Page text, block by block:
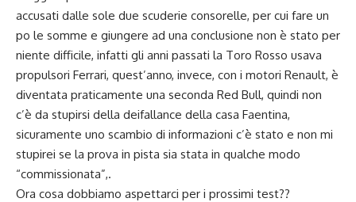
accusati dalle sole due scuderie consorelle, per cui fare un
po le somme e giungere ad una conclusione non è stato per
niente difficile, infatti gli anni passati la Toro Rosso usava
propulsori Ferrari, quest’anno, invece, con i motori Renault, è
diventata praticamente una seconda Red Bull, quindi non
c’è da stupirsi della deifallance della casa Faentina,
sicuramente uno scambio di informazioni c’è stato e non mi
stupirei se la prova in pista sia stata in qualche modo
“commissionata”,.
Ora cosa dobbiamo aspettarci per i prossimi test??